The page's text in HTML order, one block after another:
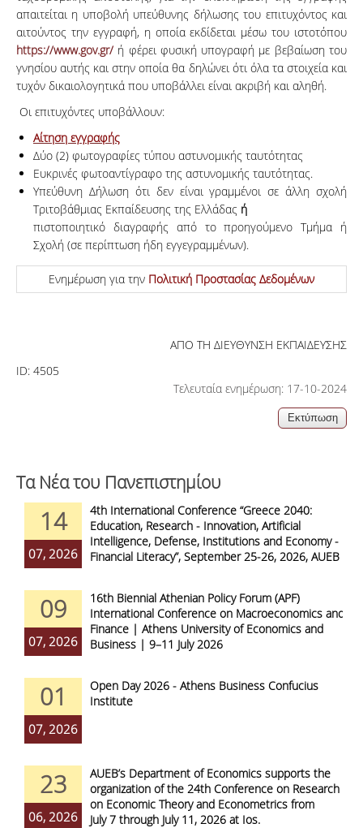
απαιτείται η υποβολή υπεύθυνης δήλωσης του επιτυχόντος και
αιτούντος την εγγραφή, η οποία εκδίδεται μέσω του ιστοτόπου
https://www.gov.gr/ή φέρει φυσική υπογραφή με βεβαίωση του
γνησίου αυτής και στην οποία θα δηλώνει ότι όλα τα στοιχεία και
τυχόν δικαιολογητικά που υποβάλλει είναι ακριβή και αληθή.
Οι επιτυχόντες υποβάλλουν:
Αίτηση εγγραφής
Δύο (2) φωτογραφίες τύπου αστυνομικής ταυτότητας
Ευκρινές φωτοαντίγραφο της αστυνομικής ταυτότητας.
Υπεύθυνη Δήλωση ότι δεν είναι γραμμένοι σε άλλη σχολή
Τριτοβάθμιας Εκπαίδευσης της Ελλάδας ή
πιστοποιητικό διαγραφής από το προηγούμενο Τμήμα ή
Σχολή (σε περίπτωση ήδη εγγεγραμμένων).
Ενημέρωση για την Πολιτική Προστασίας Δεδομένων
ΑΠΟ ΤΗ ΔΙΕΥΘΥΝΣΗ ΕΚΠΑΙΔΕΥΣΗΣ
ID: 4505
Τελευταία ενημέρωση: 17-10-2024
Τα Νέα του Πανεπιστημίου
14
07, 2026
4th International Conference “Greece 2040:
Education, Research - Innovation, Artificial
Intelligence, Defense, Institutions and Economy -
Financial Literacy”, September 25-26, 2026, AUEB
09
07, 2026
16th Biennial Athenian Policy Forum (APF)
International Conference on Macroeconomics and
Finance | Athens University of Economics and
Business | 9–11 July 2026
01
07, 2026
Open Day 2026 - Athens Business Confucius
Institute
23
06, 2026
AUEB’s Department of Economics supports the
organization of the 24th Conference on Research
on Economic Theory and Econometrics from
July 7 through July 11, 2026 at Ios.